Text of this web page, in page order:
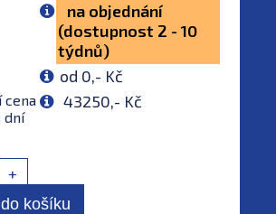
na objednání
(dostupnost 2 - 10
týdnů)
od 0,- Kč
cena
dní
43250,- Kč
+
košíku